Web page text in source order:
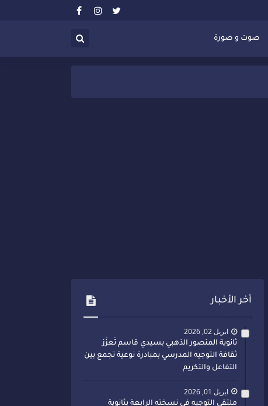
صوت و صورة
أخر الأخبار
ابريل 02, 2026
ثانوية المنصور الذهبي بسيدي قاسم تُعزّز
ثقافة التوجيه المدرسي بمبادرة نوعية تجمع بين
التفاعل والتكريم
ابريل 01, 2026
ملتقى التوجيه في نسخته الرابعة بثانوية